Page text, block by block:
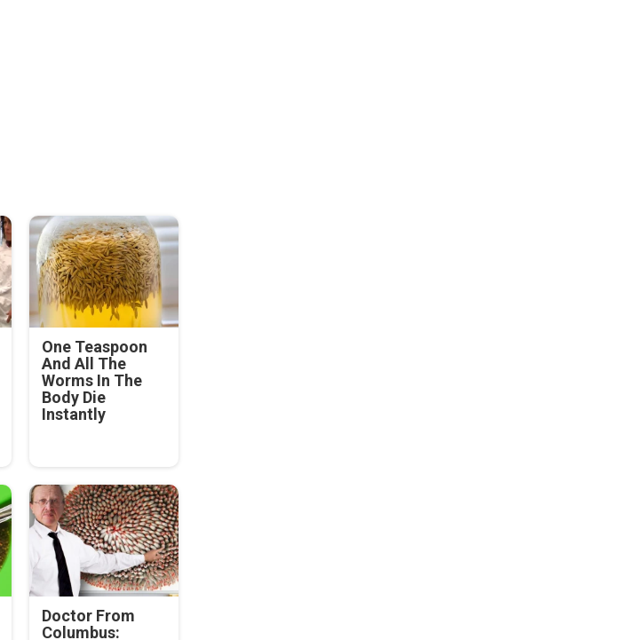
One Teaspoon
And All The
Worms In The
Body Die
Instantly
Doctor From
Columbus: